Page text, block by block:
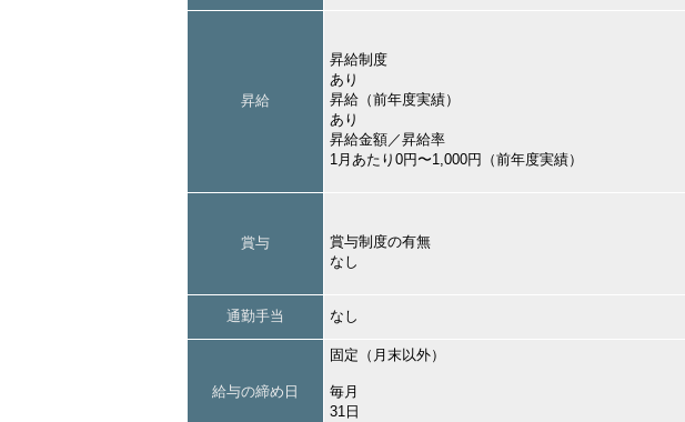
昇給
昇給制度
あり
昇給（前年度実績）
あり
昇給金額／昇給率
1月あたり0円〜1,000円（前年度実績）
賞与
賞与制度の有無
なし
通勤手当 なし
給与の締め日
固定（月末以外）
毎月
31日